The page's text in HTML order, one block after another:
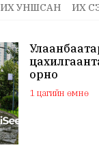
ИХ УНШСАН ИХ
орно
1 цагийн өмнө